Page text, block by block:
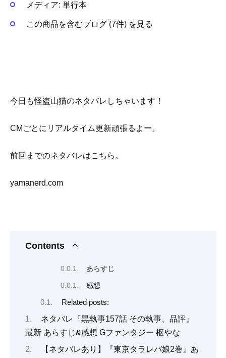
メディア: 単行本
この商品を含むブログ (7件) を見る
今日も怪盗山猫のネタバレしちゃいます！
CMごとにリアルタイム更新頑張るよー。
前回までのネタバレはこちら。
yamanerd.com
Contents
あらすじ
感想
Related posts:
ネタバレ『黒執事157話 その執事、品評』
最新 あらすじ&感想 Gファンタジー 枢やな
【ネタバレあり】『東京タラレバ娘2巻』あ